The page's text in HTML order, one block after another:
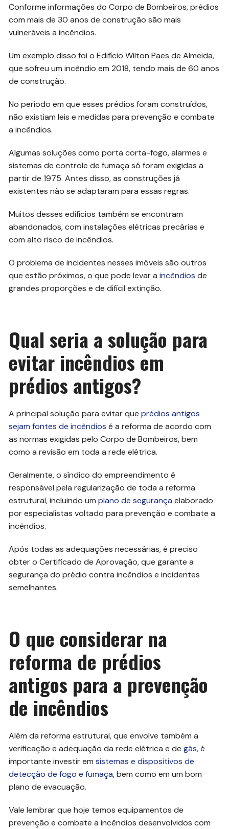
Conforme informações do Corpo de Bombeiros, prédios
com mais de 30 anos de construção são mais
vulneráveis a incêndios.
Um exemplo disso foi o Edifício Wilton Paes de Almeida,
que sofreu um incêndio em 2018, tendo mais de 60 anos
de construção.
No período em que esses prédios foram construídos,
não existiam leis e medidas para prevenção e combate
a incêndios.
Algumas soluções como porta corta-fogo, alarmes e
sistemas de controle de fumaça só foram exigidas a
partir de 1975. Antes disso, as construções já
existentes não se adaptaram para essas regras.
Muitos desses edifícios também se encontram
abandonados, com instalações elétricas precárias e
com alto risco de incêndios.
O problema de incidentes nesses imóveis são outros
que estão próximos, o que pode levar aincêndios de
grandes proporções e de difícil extinção.
Qual seria a solução para
evitar incêndios em
prédios antigos?
A principal solução para evitar queprédios antigos
sejam fontes de incêndios é a reforma de acordo com
as normas exigidas pelo Corpo de Bombeiros, bem
como a revisão em toda a rede elétrica.
Geralmente, o síndico do empreendimento é
responsável pela regularização de toda a reforma
estrutural, incluindo umplano de segurança elaborado
por especialistas voltado para prevenção e combate a
incêndios.
Após todas as adequações necessárias, é preciso
obter o Certificado de Aprovação, que garante a
segurança do prédio contra incêndios e incidentes
semelhantes.
O que considerar na
reforma de prédios
antigos para a prevenção
de incêndios
Além da reforma estrutural, que envolve também a
verificação e adequação da rede elétrica e degás, é
importante investir emsistemas e dispositivos de
detecção de fogo e fumaça, bem como em um bom
plano de evacuação.
Vale lembrar que hoje temos equipamentos de
prevenção e combate a incêndios desenvolvidos com